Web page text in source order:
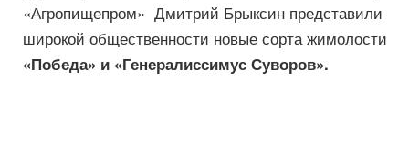
«Агропищепром» Дмитрий Брыксин представили
широкой общественности новые сорта жимолости
«Победа» и «Генералиссимус Суворов».